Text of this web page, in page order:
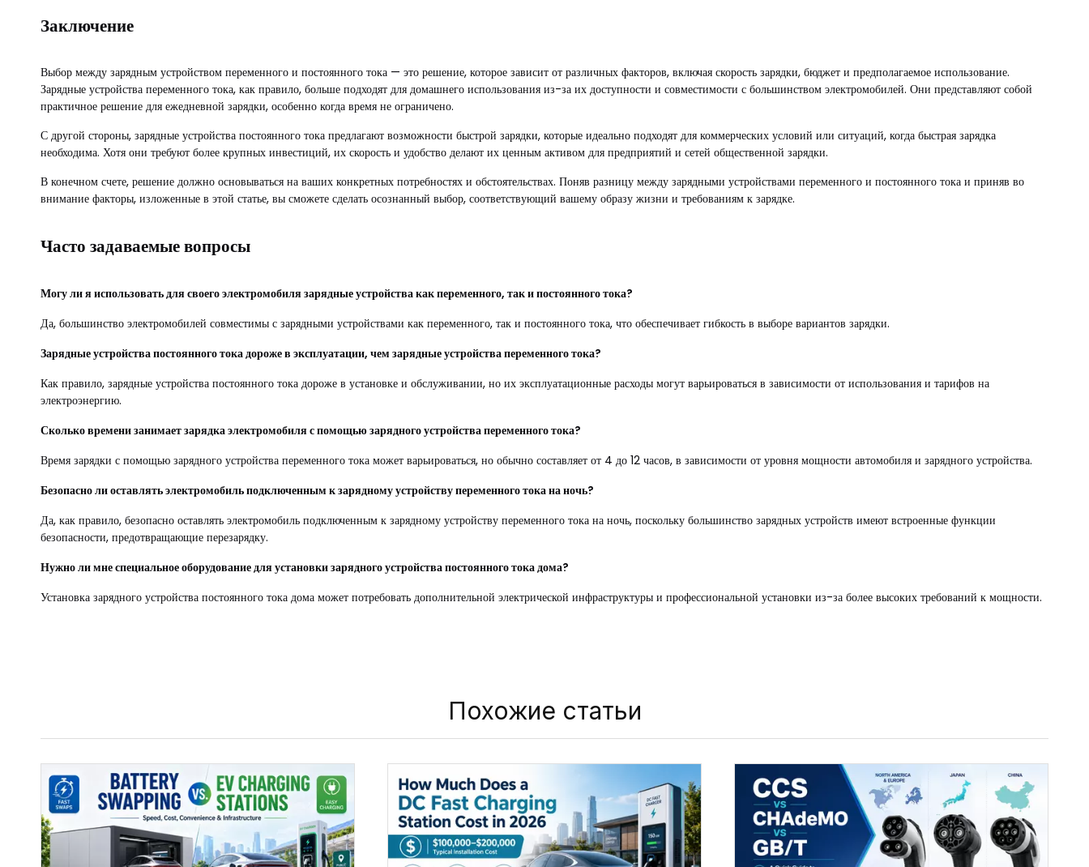
Заключение
Выбор между зарядным устройством переменного и постоянного тока — это решение, которое зависит от различных факторов, включая скорость зарядки, бюджет и предполагаемое использование.
Зарядные устройства переменного тока, как правило, больше подходят для домашнего использования из-за их доступности и совместимости с большинством электромобилей. Они представляют собой
практичное решение для ежедневной зарядки, особенно когда время не ограничено.
С другой стороны, зарядные устройства постоянного тока предлагают возможности быстрой зарядки, которые идеально подходят для коммерческих условий или ситуаций, когда быстрая зарядка
необходима. Хотя они требуют более крупных инвестиций, их скорость и удобство делают их ценным активом для предприятий и сетей общественной зарядки.
В конечном счете, решение должно основываться на ваших конкретных потребностях и обстоятельствах. Поняв разницу между зарядными устройствами переменного и постоянного тока и приняв во
внимание факторы, изложенные в этой статье, вы сможете сделать осознанный выбор, соответствующий вашему образу жизни и требованиям к зарядке.
Часто задаваемые вопросы
Могу ли я использовать для своего электромобиля зарядные устройства как переменного, так и постоянного тока?
Да, большинство электромобилей совместимы с зарядными устройствами как переменного, так и постоянного тока, что обеспечивает гибкость в выборе вариантов зарядки.
Зарядные устройства постоянного тока дороже в эксплуатации, чем зарядные устройства переменного тока?
Как правило, зарядные устройства постоянного тока дороже в установке и обслуживании, но их эксплуатационные расходы могут варьироваться в зависимости от использования и тарифов на
электроэнергию.
Сколько времени занимает зарядка электромобиля с помощью зарядного устройства переменного тока?
Время зарядки с помощью зарядного устройства переменного тока может варьироваться, но обычно составляет от 4 до 12 часов, в зависимости от уровня мощности автомобиля и зарядного устройства.
Безопасно ли оставлять электромобиль подключенным к зарядному устройству переменного тока на ночь?
Да, как правило, безопасно оставлять электромобиль подключенным к зарядному устройству переменного тока на ночь, поскольку большинство зарядных устройств имеют встроенные функции
безопасности, предотвращающие перезарядку.
Нужно ли мне специальное оборудование для установки зарядного устройства постоянного тока дома?
Установка зарядного устройства постоянного тока дома может потребовать дополнительной электрической инфраструктуры и профессиональной установки из-за более высоких требований к мощности.
Похожие статьи